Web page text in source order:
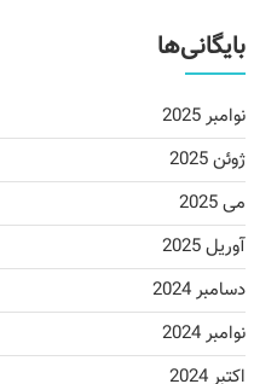
بایگانی‌ها
نوامبر 2025
ژوئن 2025
می 2025
آوریل 2025
دسامبر 2024
نوامبر 2024
اکتبر 2024